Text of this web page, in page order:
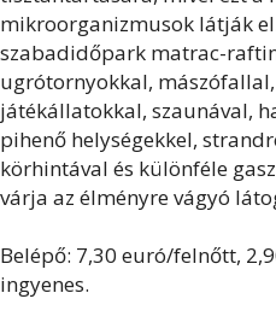
mikroorganizmusok látják
szabadidőpark matrac-
ugrótornyokkal,
játékállatokkal, szaunával,
pihenő helységekkel,
körhintával és különféle
várja az élményre vágyó
Belépő: 7,30 euró/felnőtt,
ingyenes.